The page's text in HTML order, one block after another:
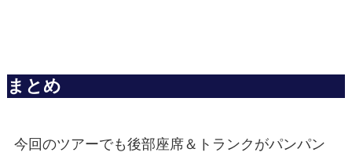
まとめ
今回のツアーでも後部座席＆トランクがパンパン